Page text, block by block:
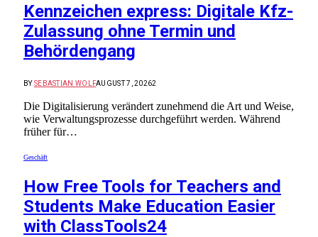
Kennzeichen express: Digitale Kfz-
Zulassung ohne Termin und
Behördengang
BY SEBASTIAN WOLFAUGUST 7, 20262
Die Digitalisierung verändert zunehmend die Art und Weise,
wie Verwaltungsprozesse durchgeführt werden. Während
früher für…
Geschäft
How Free Tools for Teachers and
Students Make Education Easier
with ClassTools24